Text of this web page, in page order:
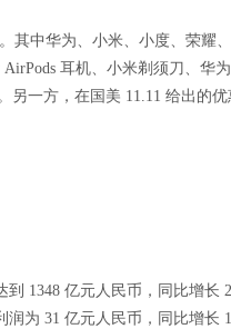
其中华为、小米、小度、荣
耳机、小米剃须刀、华
另一方，在国美 11.11 给出的
1348 亿元人民币，同比增
为 31 亿元人民币，同比增